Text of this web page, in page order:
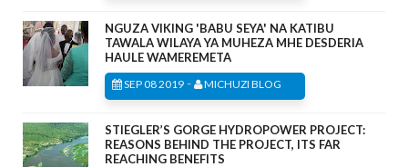
NGUZA VIKING 'BABU SEYA' NA KATIBU
TAWALA WILAYA YA MUHEZA MHE DESDERIA
HAULE WAMEREMETA
SEP 08 2019 - MICHUZI BLOG
STIEGLER’S GORGE HYDROPOWER PROJECT:
REASONS BEHIND THE PROJECT, ITS FAR
REACHING BENEFITS